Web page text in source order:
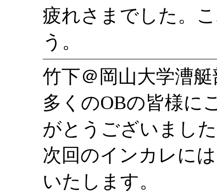
疲れさまでした。
う。
竹下＠岡山大学漕
多くのOBの皆様に
がとうございまし
次回のインカレに
いたします。